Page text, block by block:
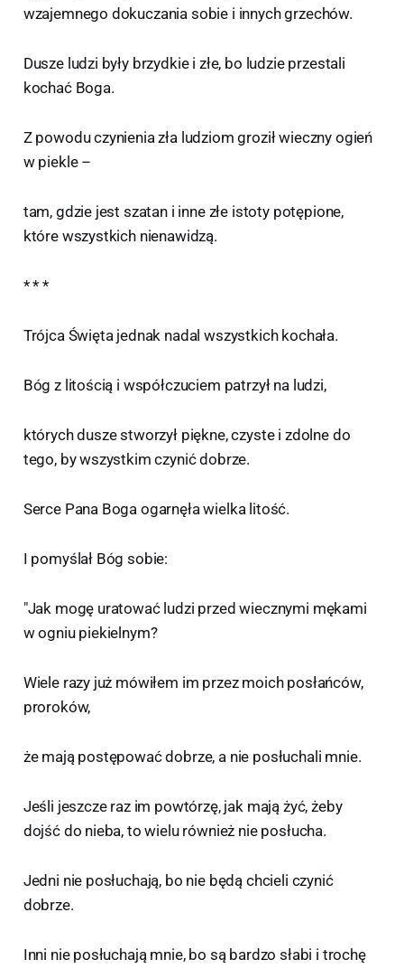
wzajemnego dokuczania sobie i innych grzechów.
Dusze ludzi były brzydkie i złe, bo ludzie przestali
kochać Boga.
Z powodu czynienia zła ludziom groził wieczny ogień
w piekle –
tam, gdzie jest szatan i inne złe istoty potępione,
które wszystkich nienawidzą.
* * *
Trójca Święta jednak nadal wszystkich kochała.
Bóg z litością i współczuciem patrzył na ludzi,
których dusze stworzył piękne, czyste i zdolne do
tego, by wszystkim czynić dobrze.
Serce Pana Boga ogarnęła wielka litość.
I pomyślał Bóg sobie:
"Jak mogę uratować ludzi przed wiecznymi mękami
w ogniu piekielnym?
Wiele razy już mówiłem im przez moich posłańców,
proroków,
że mają postępować dobrze, a nie posłuchali mnie.
Jeśli jeszcze raz im powtórzę, jak mają żyć, żeby
dojść do nieba, to wielu również nie posłucha.
Jedni nie posłuchają, bo nie będą chcieli czynić
dobrze.
Inni nie posłuchają mnie, bo są bardzo słabi i trochę